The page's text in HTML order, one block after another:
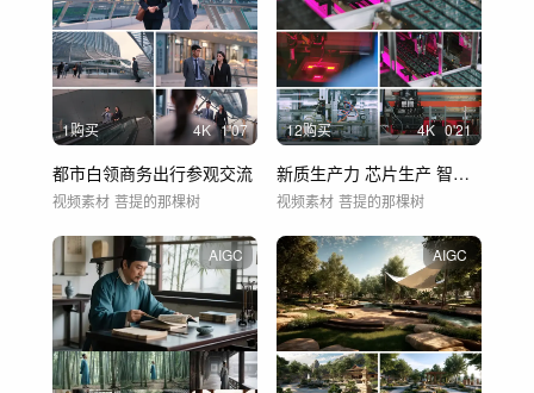
1购买 4K 1'07
都市白领商务出行参观交流
视频素材 菩提的那棵树
12购买 4K 0'21
新质生产力 芯片生产 智能工厂智能制造
视频素材 菩提的那棵树
AIGC AIGC